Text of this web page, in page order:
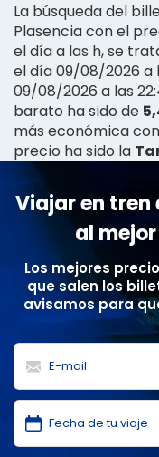
La búsqueda del
Plasencia con el
el día a las h, se
el día 09/08/2026 a
09/08/2026 a las
barato ha sido de
más económica
precio ha sido la
Viajar en tren
al
Los mejores
que salen los
avisamos para